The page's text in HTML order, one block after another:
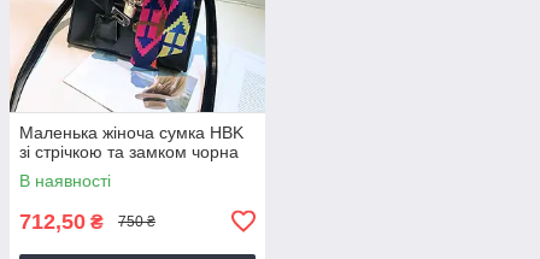
Маленька жіноча сумка HBK
зі стрічкою та замком чорна
В наявності
712,50 ₴ 750 ₴